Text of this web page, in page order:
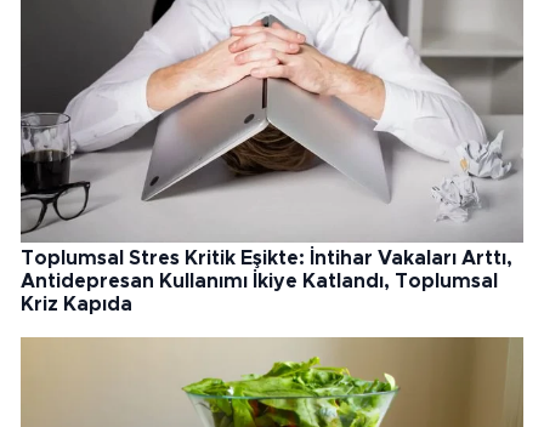
Toplumsal Stres Kritik Eşikte: İntihar Vakaları Arttı,
Antidepresan Kullanımı İkiye Katlandı, Toplumsal
Kriz Kapıda